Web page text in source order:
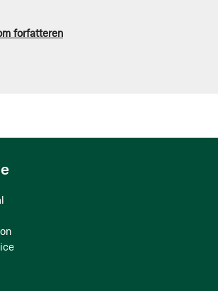
forfatteren